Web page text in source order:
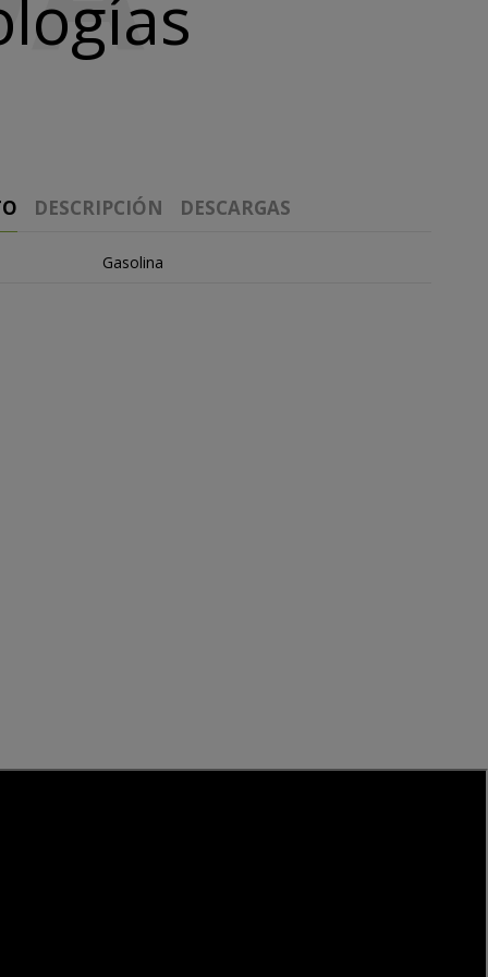
DESCRIPCIÓN DESCARGAS
Gasolina